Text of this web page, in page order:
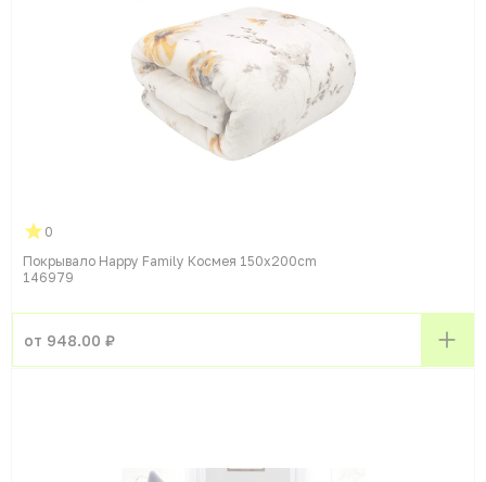
0
Покрывало Happy Family Космея 150x200cm
146979
от 948.00 ₽